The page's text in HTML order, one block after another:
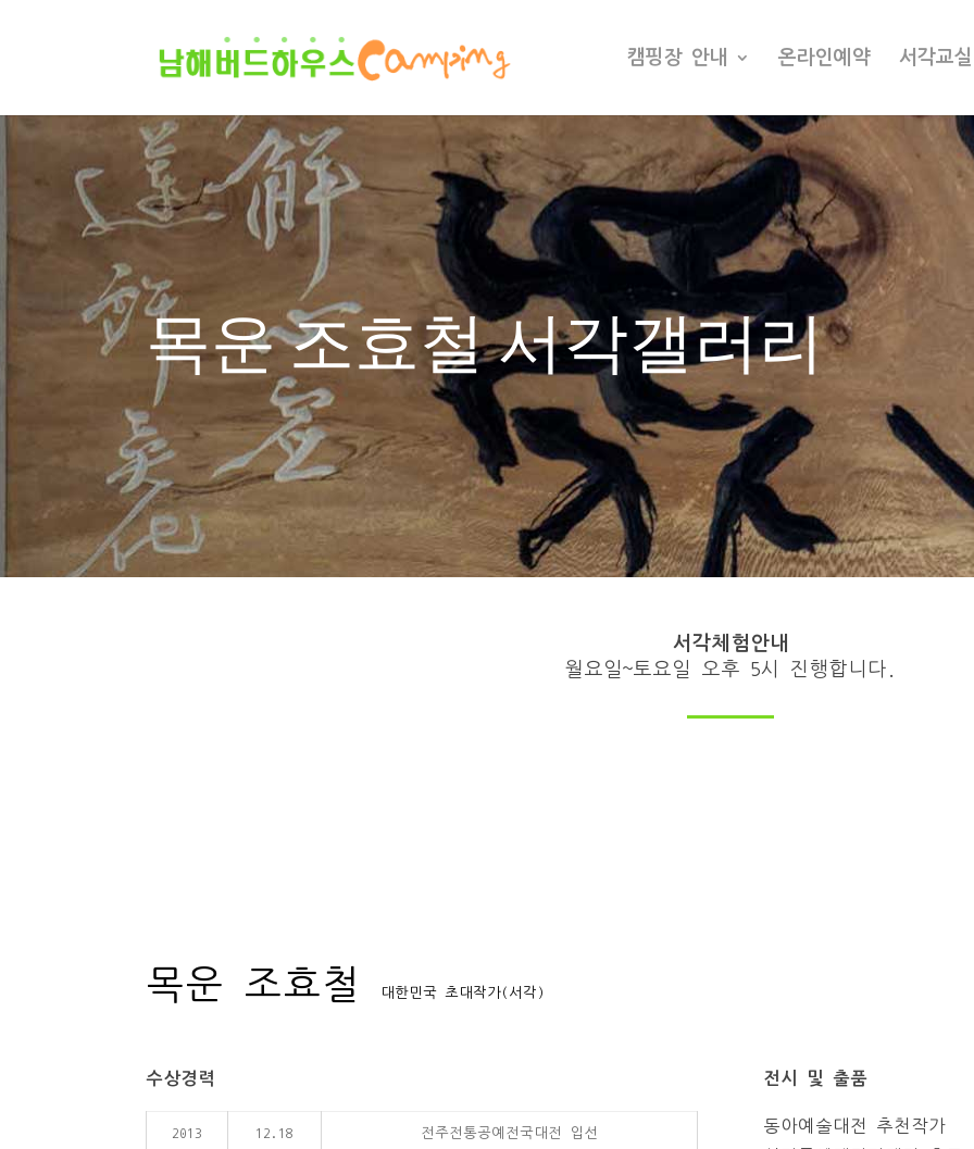
캠핑장 안내 온라인예약 서각교실
목운 조효철 서각갤러리
서각체험안내
월요일~토요일 오후 5시 진행합니다.
목운 조효철 대한민국 초대작가(서각)
수상경력
2013 12.18 전주전통공예전국대전 입선
전시 및 출품
동아예술대전 추천작가